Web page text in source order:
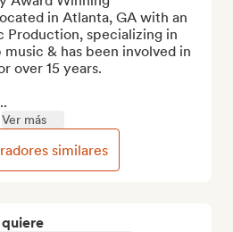
in Atlanta, GA with an
Production, specializing in
& has been involved in
over 15 years.
Ver más
similares